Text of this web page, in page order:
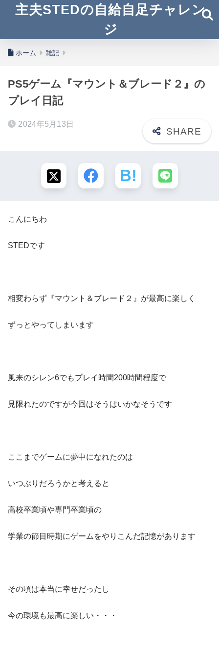
主夫STEDの自給自足チャレン
ジ
ホーム 雑記
PS5ゲーム『マウント＆ブレード２』の
プレイ日記
2024年5月13日
こんにちわ
STEDです
相変わらず『マウント＆ブレード２』が最高に楽しく
ずっとやってしまいます
風来のシレン6でもプレイ時間200時間程度で
見限れたのですが今回はそうはいかなそうです
ここまでゲームに夢中になれたのは
いつぶりだろうかと考えると
高校卒業頃や専門卒業頃の
学業の節目時期にゲームをやりこんだ記憶があります
その頃は本当に幸せだったし
今の環境も最高に楽しい・・・